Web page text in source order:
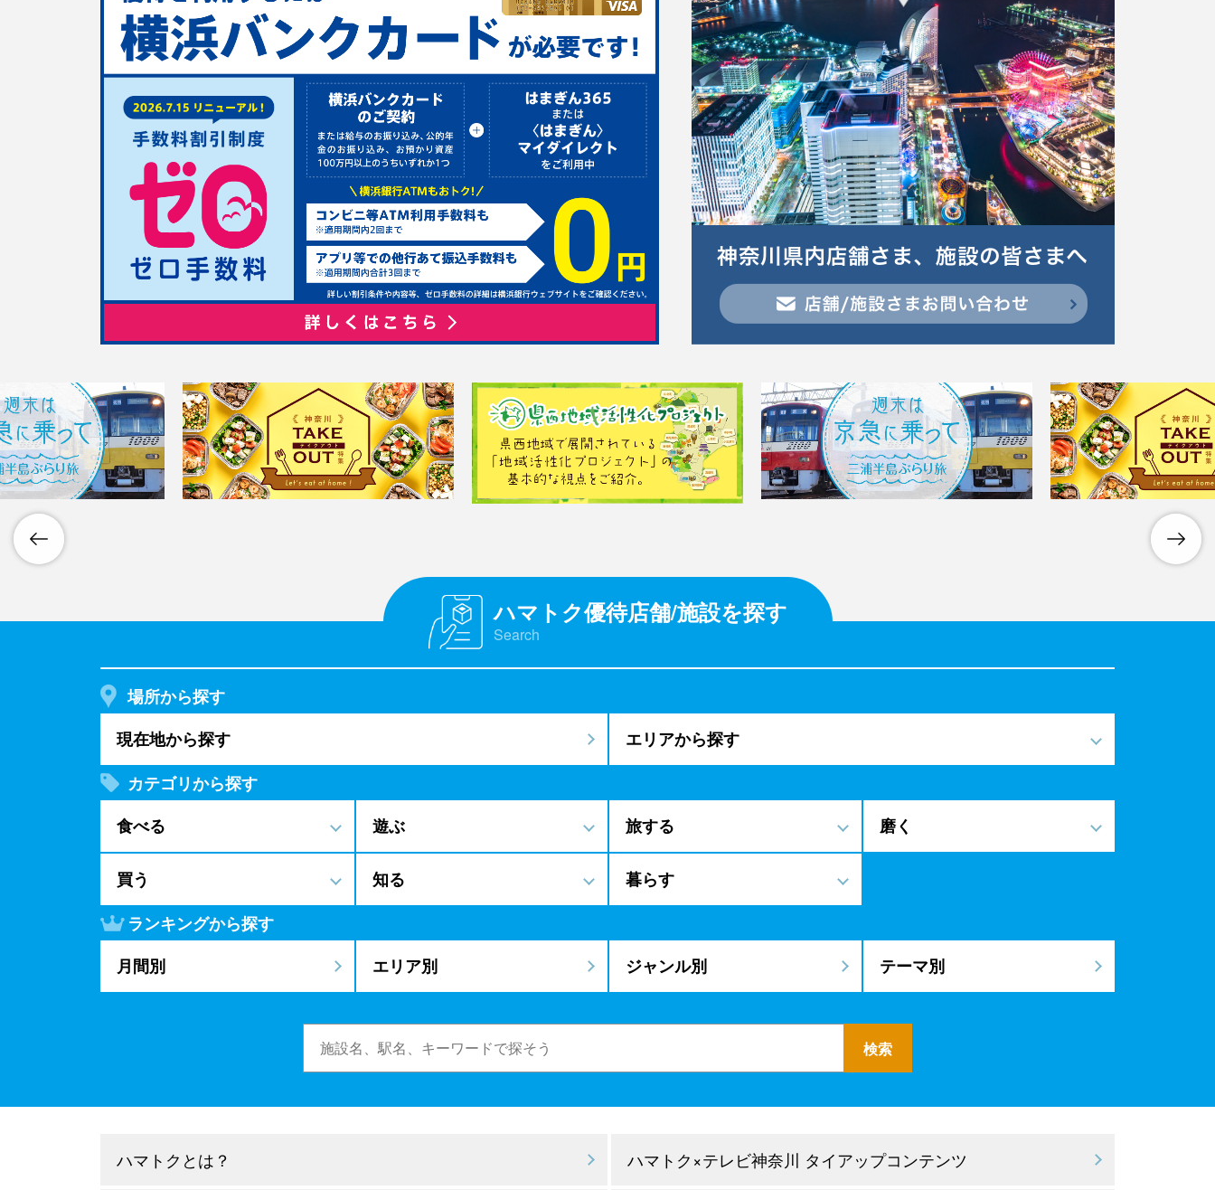
ハマトク優待店舗/施設を探す
Search
場所から探す
現在地から探す
エリアから探す
カテゴリから探す
食べる
遊ぶ 旅する 磨く
買う 知る
暮らす
ランキングから探す
月間別
エリア別 ジャンル別 テーマ別
ハマトクとは？ ハマトク×テレビ神奈川 タイアップコンテンツ